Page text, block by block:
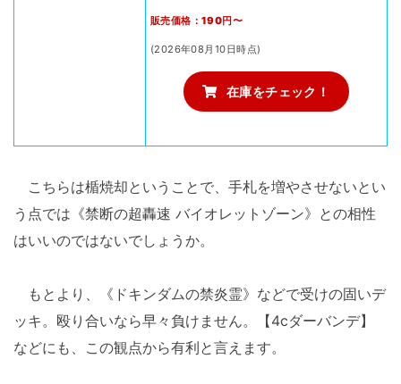
販売価格：190円〜
(2026年08月10日時点)
在庫をチェック！
こちらは楯焼却ということで、手札を増やさせないとい
う点では《禁断の超轟速 バイオレットゾーン》との相性
はいいのではないでしょうか。
もとより、《ドキンダムの禁炎霊》などで受けの固いデ
ッキ。殴り合いなら早々負けません。【4cダーバンデ】
などにも、この観点から有利と言えます。